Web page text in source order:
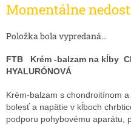
Momentálne
Položka bola vypredaná…
FTB Krém -balzam na kĺby
HYALURÓNOVÁ
Krém-balzam s chondroitínom
bolesť a napätie v kĺboch
podporu pohybovému aparátu,